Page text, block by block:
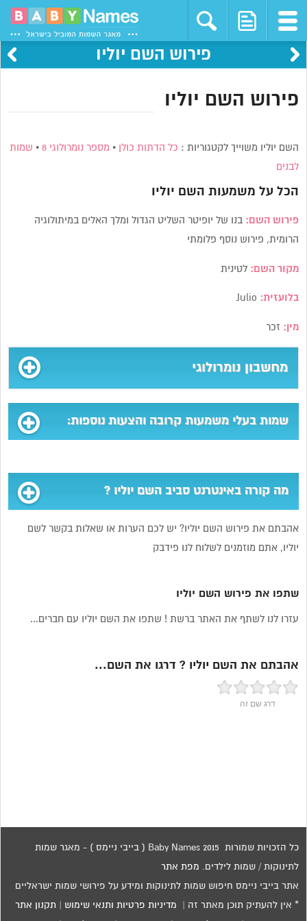
פירוש השם יוליו
פירוש השם יוליו
השם יוליו משוייך לקטגוריות : כל הדתות כולן • מספר נומרולוגי 8 • שמות
לבנים
הכל על משמעות השם יוליו
פירוש השם: בנו של יופיטר השליט הגדול ומלך האלים במיתולוגיה
הרומית, פירוש נוסף פלומתי
מקור השם: לטינית
בלועזית:
מין: זכר
מחשבון נומרולוגי
שמות בעלי משמעות קרובה והצעות נוספות:
מה קורה באינטרנט סביב השם יוליו ?
אהבתם את פירוש השם יוליו? יש לכם הערות או שאלות בקשר לשם
יוליו, אתם מוזמנים לשלוח לנו פידבק
שתפו את פירוש השם יוליו
עזרו לנו לשתף את האתר ברשת ! שתפו את השם יוליו עם חברים...
אהבתם את השם יוליו ? דרגו את השם...
דרג שם זה
כל הזכויות שמורות 2015 Baby Names ( בייבי ניימס ) - מאגר שמות
לתינוקות / שמות לילדים. מפת אתר
אתר בייבי ניימס חיפוש שמות לתינוקות ומידע על פירושי שמות ישראליים
* אין להעתיק תוכן מאתר זה | מדיניות פרטיות ותנאי שימוש תקנון אתר